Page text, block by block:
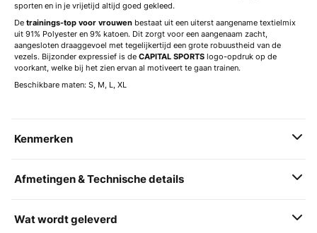
sporten en in je vrijetijd altijd goed gekleed.
De trainings-top voor vrouwen bestaat uit een uiterst aangename textielmix
uit 91% Polyester en 9% katoen. Dit zorgt voor een aangenaam zacht,
aangesloten draaggevoel met tegelijkertijd een grote robuustheid van de
vezels. Bijzonder expressief is de CAPITAL SPORTS logo-opdruk op de
voorkant, welke bij het zien ervan al motiveert te gaan trainen.
Beschikbare maten: S, M, L, XL
Kenmerken
Afmetingen & Technische details
Wat wordt geleverd